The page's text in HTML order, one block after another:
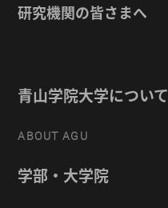
研究機関の皆さまへ
青山学院大学について
ABOUT AGU
学部・大学院